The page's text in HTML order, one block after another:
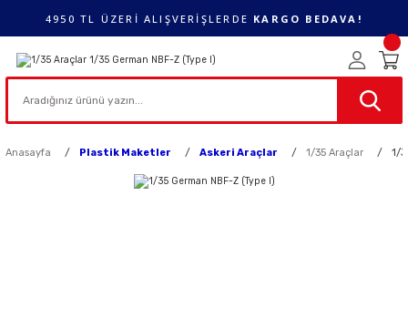
4950 TL ÜZERİ ALIŞVERİŞLERDE KARGO BEDAVA!
Anasayfa Plastik Maketler Askeri Araçlar 1/35 Araçlar 1/